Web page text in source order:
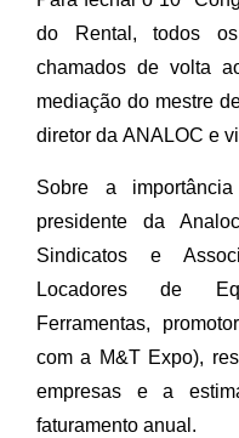
do Rental, todos
chamados de volta
mediação do mestre
diretor da ANALOC e
Sobre a
presidente da
Sindicatos e
Locadores de
Ferramentas,
com a M&T Expo),
empresas e a
faturamento anual.